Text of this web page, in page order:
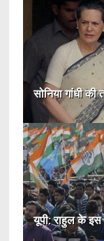
सोनिया गांधी
यूपी: राहुल के इस